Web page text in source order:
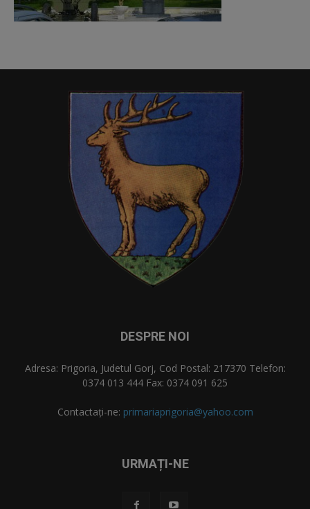
DESPRE NOI
Adresa: Prigoria, Judetul Gorj, Cod Postal: 217370 Telefon:
0374 013 444 Fax: 0374 091 625
Contactați-ne: primariaprigoria@yahoo.com
URMAȚI-NE